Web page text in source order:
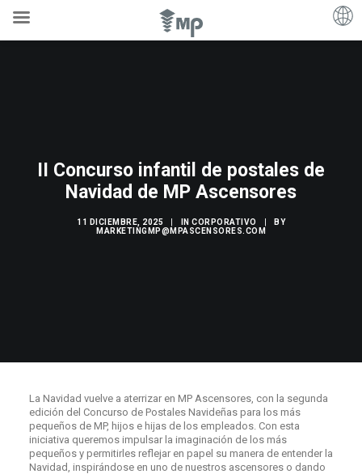
II Concurso infantil de postales de
Navidad de MP Ascensores
11 DICIEMBRE, 2025 IN CORPORATIVO
BY
MARKETINGMP@MPASCENSORES.COM
La Navidad vuelve a aterrizar en MP Ascensores, con la segunda
edición del Concurso de Postales Navideñas para los más
pequeños de MP, hijos e hijas de los empleados. Con esta
iniciativa queremos impulsar la imaginación de los más
pequeños y permitirles reflejar en papel su manera de entender la
Navidad, inspirándose en uno de nuestros ascensores o dando